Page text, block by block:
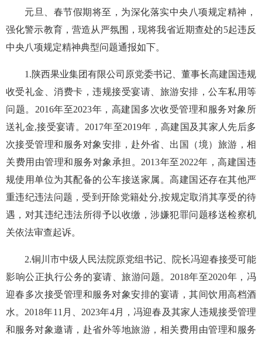
元旦、春节假期将至，为深化落实中央八项规定精神，
强化警示教育，营造从严氛围，现将我省近期查处的5起违反
中央八项规定精神典型问题通报如下。
1.陕西果业集团有限公司原党委书记、董事长高建国违规
收受礼金、消费卡，违规接受宴请、旅游安排，公车私用等
问题。2016年至2023年，高建国多次收受管理和服务对象所
送礼金,接受宴请。2017年至2019年，高建国及其家人先后多
次接受管理和服务对象安排，赴外省、出国（境）旅游，相
关费用由管理和服务对象承担。2013年至2022年，高建国违
规使用单位为其配备的公车接送家属。高建国还存在其他严
重违纪违法问题，受到开除党籍处分,按规定取消其享受的待
遇，对其违纪违法所得予以收缴，涉嫌犯罪问题移送检察机
关依法审查起诉。
2.铜川市中级人民法院原党组书记、院长冯迎春接受可能
影响公正执行公务的宴请、旅游问题。2018年至2020年，冯
迎春多次接受管理和服务对象安排的宴请，其间饮用高档酒
水。2018年11月、2023年4月，冯迎春及其家人违规接受管理
和服务对象邀请，赴省外等地旅游，相关费用由管理和服务